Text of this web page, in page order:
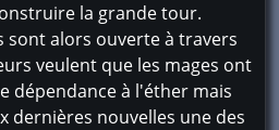
la grande tour.
sont alors ouverte à travers
veulent que les mages ont
dépendance à l'éther mais
dernières nouvelles une des